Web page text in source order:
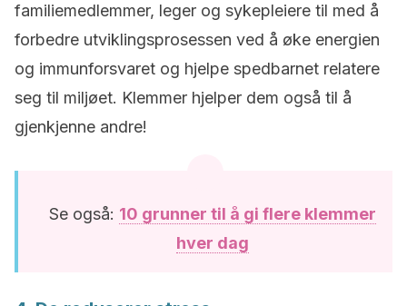
familiemedlemmer, leger og sykepleiere til med å
forbedre utviklingsprosessen ved å øke energien
og immunforsvaret og hjelpe spedbarnet relatere
seg til miljøet. Klemmer hjelper dem også til å
gjenkjenne andre!
Se også: 10 grunner til å gi flere klemmer
hver dag